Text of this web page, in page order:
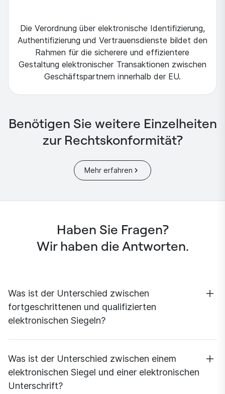
Die Verordnung über elektronische Identifizierung,
Authentifizierung und Vertrauensdienste bildet den
Rahmen für die sicherere und effizientere
Gestaltung elektronischer Transaktionen zwischen
Geschäftspartnern innerhalb der EU.
Benötigen Sie weitere Einzelheiten
zur Rechtskonformität?
Mehr erfahren
Haben Sie Fragen?
Wir haben die Antworten.
Was ist der Unterschied zwischen
fortgeschrittenen und qualifizierten
elektronischen Siegeln?
Siegel und fortgeschrittene elektronische Siegel gehen
aus der eIDAS-Verordnung der Europäischen Union und
dem Schweizer ZertES-Gesetz hervor. Beide Gesetze
Was ist der Unterschied zwischen einem
elektronischen Siegel und einer elektronischen
Unterschrift?